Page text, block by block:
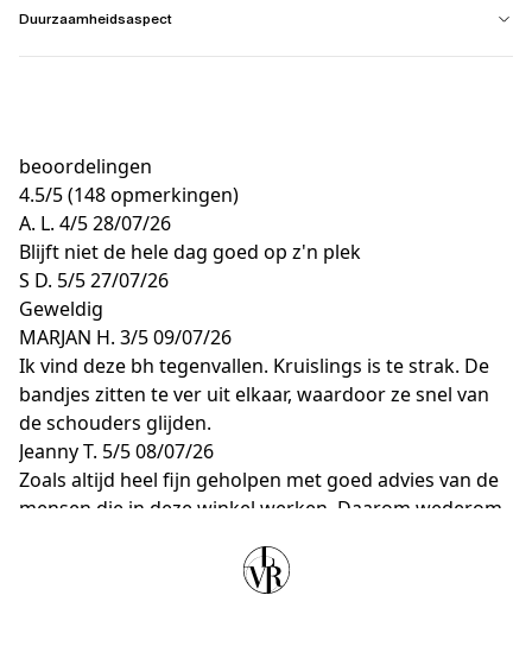
Duurzaamheidsaspect
beoordelingen
4.5/5(148 opmerkingen)
A. L. 4/528/07/26
Blijft niet de hele dag goed op z'n plek
S D. 5/527/07/26
Geweldig
MARJAN H. 3/509/07/26
Ik vind deze bh tegenvallen. Kruislings is te strak. De
bandjes zitten te ver uit elkaar, waardoor ze snel van
de schouders glijden.
Jeanny T. 5/508/07/26
Zoals altijd heel fijn geholpen met goed advies van de
mensen die in deze winkel werken. Daarom wederom
Hele prettige BH. Zachte stof, zit perfect, draagt